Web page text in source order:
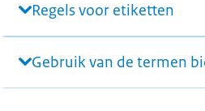
Regels voor etiketten
Gebruik van de termen